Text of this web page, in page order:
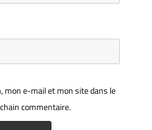
mon e-mail et mon site dans le
commentaire.